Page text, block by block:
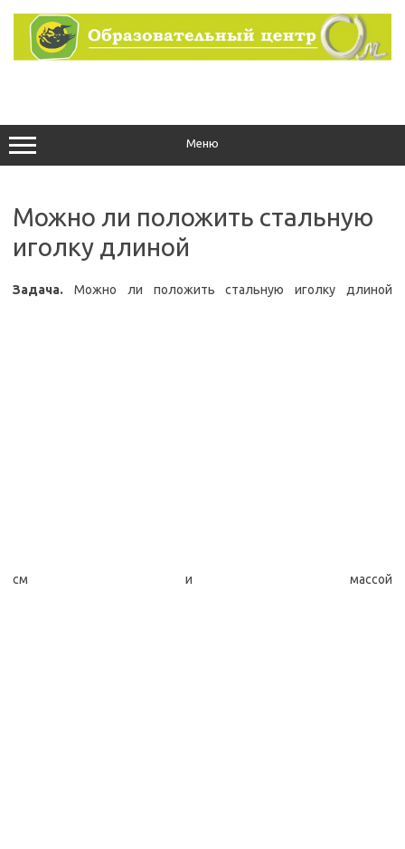
содержимому
Меню
Можно ли положить стальную
иголку длиной
Задача. Можно ли положить стальную иголку длиной
см и массой